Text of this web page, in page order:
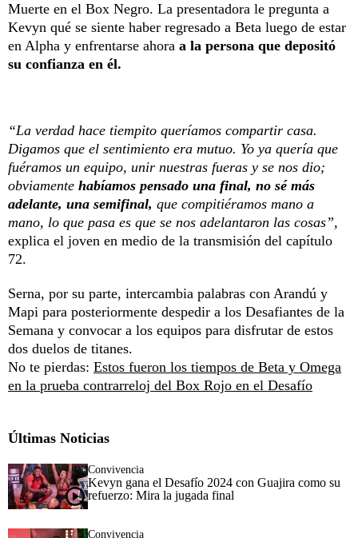
Muerte en el Box Negro. La presentadora le pregunta a
Kevyn qué se siente haber regresado a Beta luego de estar
en Alpha y enfrentarse ahora a la persona que depositó
su confianza en él.
“La verdad hace tiempito queríamos compartir casa.
Digamos que el sentimiento era mutuo. Yo ya quería que
fuéramos un equipo, unir nuestras fueras y se nos dio;
obviamente habíamos pensado una final, no sé más
adelante, una semifinal, que compitiéramos mano a
mano, lo que pasa es que se nos adelantaron las cosas”,
explica el joven en medio de la transmisión del capítulo
72.
Serna, por su parte, intercambia palabras con Arandú y
Mapi para posteriormente despedir a los Desafiantes de la
Semana y convocar a los equipos para disfrutar de estos
dos duelos de titanes.
No te pierdas: Estos fueron los tiempos de Beta y Omega
en la prueba contrarreloj del Box Rojo en el Desafío
Últimas Noticias
Convivencia
Kevyn gana el Desafío 2024 con Guajira como su
refuerzo: Mira la jugada final
Convivencia